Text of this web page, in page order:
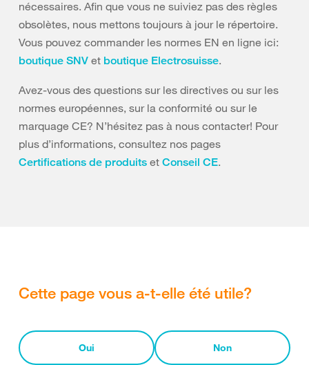
nécessaires. Afin que vous ne suiviez pas des règles
obsolètes, nous mettons toujours à jour le répertoire.
Vous pouvez commander les normes EN en ligne ici:
boutique SNV et boutique Electrosuisse.
Avez-vous des questions sur les directives ou sur les
normes européennes, sur la conformité ou sur le
marquage CE? N’hésitez pas à nous contacter! Pour
plus d’informations, consultez nos pages
Certifications de produits et Conseil CE.
Cette page vous a-t-elle été utile?
Oui Non